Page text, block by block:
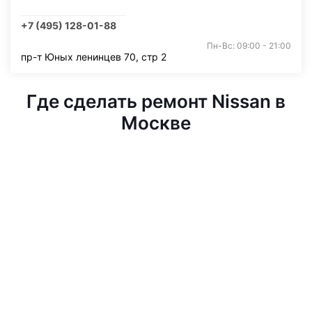
+7 (495) 128-01-88
Пн-Вс: 09:00 - 21:00
пр-т Юных ленинцев 70, стр 2
Где сделать ремонт Nissan в
Москве